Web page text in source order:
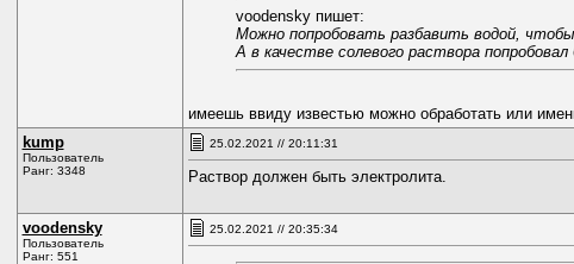
voodensky пишет:
Можно попробовать разбавить водой,
А в качестве солевого раствора
имеешь ввиду известью можно обработать или
kump
Пользователь
Ранг: 3348
25.02.2021 // 20:11:31
Раствор должен быть электролита.
voodensky
Пользователь
Ранг: 551
25.02.2021 // 20:35:34